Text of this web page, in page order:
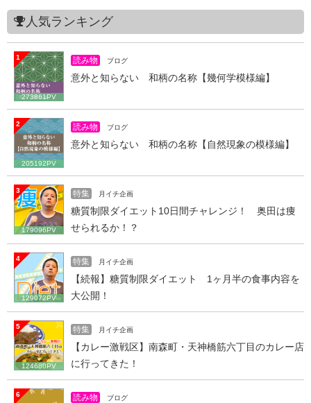
人気ランキング
1
273861PV
読み物 ブログ
意外と知らない 和柄の名称【幾何学模様編】
2
205192PV
読み物 ブログ
意外と知らない 和柄の名称【自然現象の模様編】
3
179096PV
特集 月イチ企画
糖質制限ダイエット10日間チャレンジ！ 奥田は痩
せられるか！？
4
129072PV
特集 月イチ企画
【続報】糖質制限ダイエット 1ヶ月半の食事内容を
大公開！
5
124680PV
特集 月イチ企画
【カレー激戦区】南森町・天神橋筋六丁目のカレー店
に行ってきた！
6 読み物 ブログ